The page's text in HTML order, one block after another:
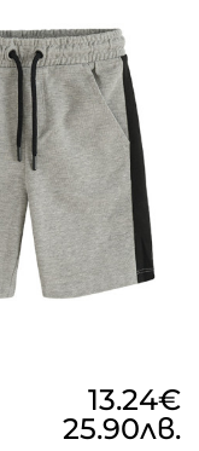
13.24€
25.90лв.